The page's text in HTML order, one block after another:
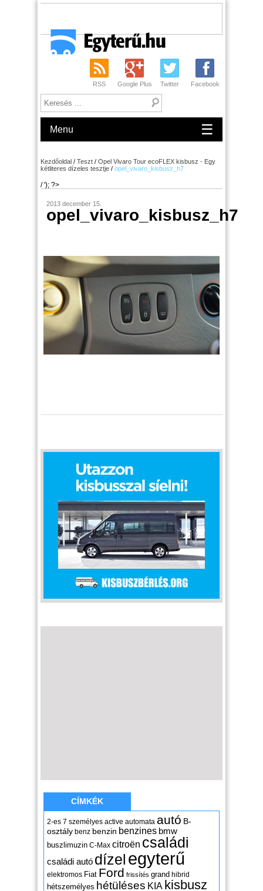
RSS Google Plus Twitter Facebook
Menu ☰
Kezdőoldal / Teszt / Opel Vivaro Tour ecoFLEX kisbusz - Egy
kétliteres dízeles tesztje / opel_vivaro_kisbusz_h7
/ '); ?>
2013 december 15.
opel_vivaro_kisbusz_h7
CÍMKÉK
2-es 7 személyes active automata autó B-
osztály benz benzin benzines bmw
buszlimuzin C-Max citroën családi
családi autó dízel egyterű
elektromos Fiat Ford frissítés grand hibrid
hétszemélyes hétüléses KIA kisbusz